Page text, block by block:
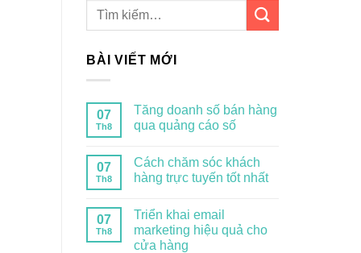
BÀI VIẾT MỚI
07
Th8
Tăng doanh số bán hàng
qua quảng cáo số
07
Th8
Cách chăm sóc khách
hàng trực tuyến tốt nhất
07
Th8
Triển khai email
marketing hiệu quả cho
cửa hàng